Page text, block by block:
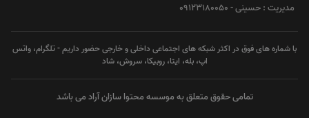
مدیریت : حسینی - 09123180050
با شماره های فوق در اکثر شبکه های اجتماعی داخلی و خارجی حضور داریم - تلگرام، واتس
اپ، بله، ایتا، روبیکا، سروش، شاد
تمامی حقوق متعلق به موسسه محتوا سازان آراد می باشد